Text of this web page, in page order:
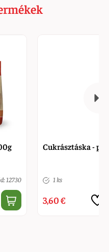
Cukrásztáska - pamut
1 ks
3,60 €